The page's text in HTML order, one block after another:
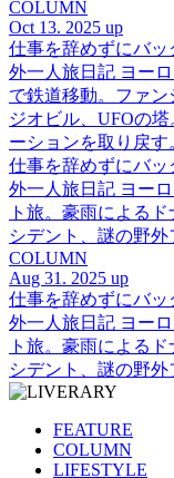
COLUMN
Oct 13. 2025 up
仕事を辞めずにバ
外一人旅日記 ヨー
で鉄道移動。ファ
ジオビル、UFOの
ーションを取り戻す
仕事を辞めずにバ
外一人旅日記 ヨー
ト旅。豪雨による
シデント、謎の野外
COLUMN
Aug 31. 2025 up
仕事を辞めずにバ
外一人旅日記 ヨー
ト旅。豪雨による
シデント、謎の野外
FEATURE
COLUMN
LIFESTYLE